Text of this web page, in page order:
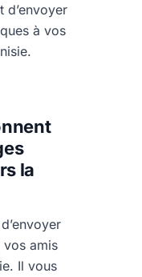
d’envoyer
à vos
la
vos amis
Il vous